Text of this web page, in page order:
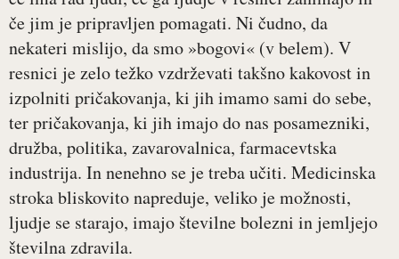
če jim je pripravljen pomagati. Ni čudno, da
nekateri mislijo, da smo »bogovi« (v belem). V
resnici je zelo težko vzdrževati takšno kakovost in
izpolniti pričakovanja, ki jih imamo sami do sebe,
ter pričakovanja, ki jih imajo do nas posamezniki,
družba, politika, zavarovalnica, farmacevtska
industrija. In nenehno se je treba učiti. Medicinska
stroka bliskovito napreduje, veliko je možnosti,
ljudje se starajo, imajo številne bolezni in jemljejo
številna zdravila.